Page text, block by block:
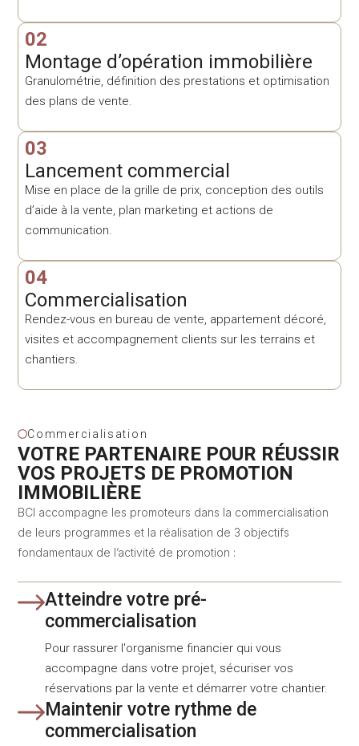
02
Montage d’opération immobilière
Granulométrie, définition des prestations et optimisation
des plans de vente.
03
Lancement commercial
Mise en place de la grille de prix, conception des outils
d’aide à la vente, plan marketing et actions de
communication.
04
Commercialisation
Rendez-vous en bureau de vente, appartement décoré,
visites et accompagnement clients sur les terrains et
chantiers.
Commercialisation
VOTRE PARTENAIRE POUR RÉUSSIR
VOS PROJETS DE PROMOTION
IMMOBILIÈRE
BCI accompagne les promoteurs dans la commercialisation
de leurs programmes et la réalisation de 3 objectifs
fondamentaux de l’activité de promotion :
Atteindre votre pré-
commercialisation
Pour rassurer l'organisme financier qui vous
accompagne dans votre projet, sécuriser vos
réservations par la vente et démarrer votre chantier.
Maintenir votre rythme de
commercialisation